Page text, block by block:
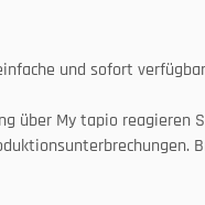
und sofort
über My tapio reagieren